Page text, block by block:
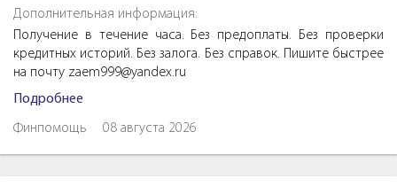
Дополнительная информация:
Получение в течение часа. Без предоплаты. Без проверки
кредитных историй. Без залога. Без справок. Пишите быстрее
на почту zaem999@yandex.ru
Подробнее
Финпомощь 08 августа 2026